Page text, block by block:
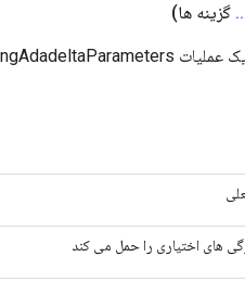
.
. گزینه ها)
های اختیاری را حمل می کند